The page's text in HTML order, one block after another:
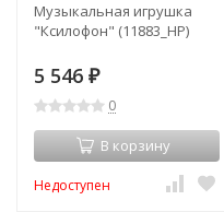
Музыкальная игрушка
"Ксилофон" (11883_HP)
5 546 ₽
0
В корзину
Недоступен